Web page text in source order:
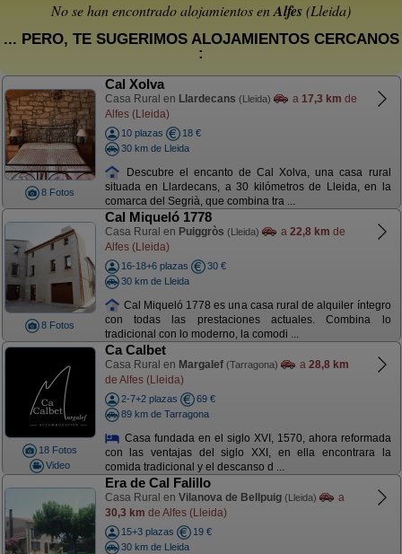
No se han encontrado alojamientos enAlfes(Lleida)
... PERO, TE SUGERIMOS ALOJAMIENTOS CERCANOS
:
8 Fotos
Cal Xolva
Casa Rural en Llardecans (Lleida) a 17,3 km de
Alfes (Lleida)
10 plazas
18 €
30 km de Lleida
Descubre el encanto de Cal Xolva, una casa rural
situada en Llardecans, a 30 kilómetros de Lleida, en la
comarca del Segrià, que combina tra ...
8 Fotos
Cal Miqueló 1778
Casa Rural en Puiggròs (Lleida) a 22,8 km de
Alfes (Lleida)
16-18+6 plazas
30 €
30 km de Lleida
Cal Miqueló 1778 es una casa rural de alquiler íntegro
con todas las prestaciones actuales. Combina lo
tradicional con lo moderno, la comodi ...
18 Fotos
Video
Ca Calbet
Casa Rural en Margalef (Tarragona) a 28,8 km
de Alfes (Lleida)
2-7+2 plazas
69 €
89 km de Tarragona
Casa fundada en el siglo XVI, 1570, ahora reformada
con las ventajas del siglo XXI, en ella encontrara la
comida tradicional y el descanso d ...
Era de Cal Falillo
Casa Rural en Vilanova de Bellpuig (Lleida)
a
30,3 km de Alfes (Lleida)
15+3 plazas
19 €
30 km de Lleida